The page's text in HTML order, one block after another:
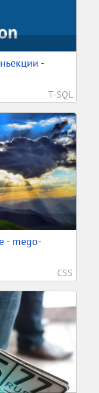
-
T-SQL
- mego-
CSS